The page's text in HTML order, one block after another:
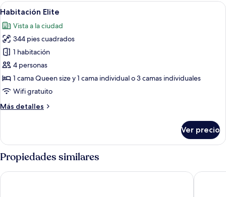
Abrir
todas
las
fotos
de
Habitación
Elite
Una habitación de hotel con cama,
9
Habitación Elite
Vista a la ciudad
344 pies cuadrados
1 habitación
4 personas
1 cama Queen size y 1 cama individual o 3 camas individuales
Wifi gratuito
Más detalles
Más
Elite
Ver precio
Propiedades similares
BMK Apart Otel Start